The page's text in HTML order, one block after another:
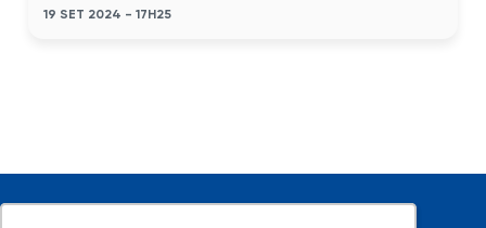
19 SET 2024 - 17H25